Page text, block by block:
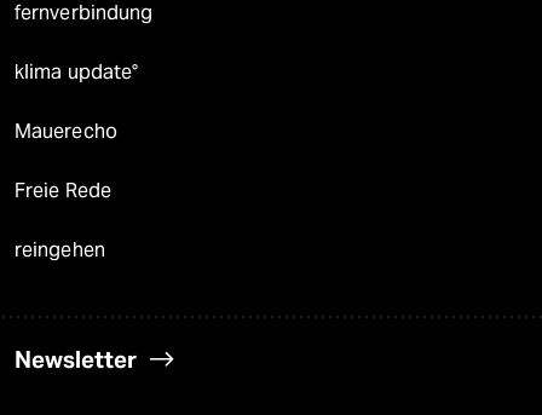
fernverbindung
klima update°
Mauerecho
Freie Rede
reingehen
Newsletter